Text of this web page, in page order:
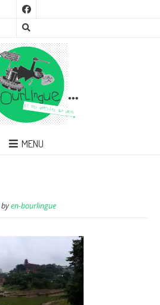
MENU
byen-bourlingue